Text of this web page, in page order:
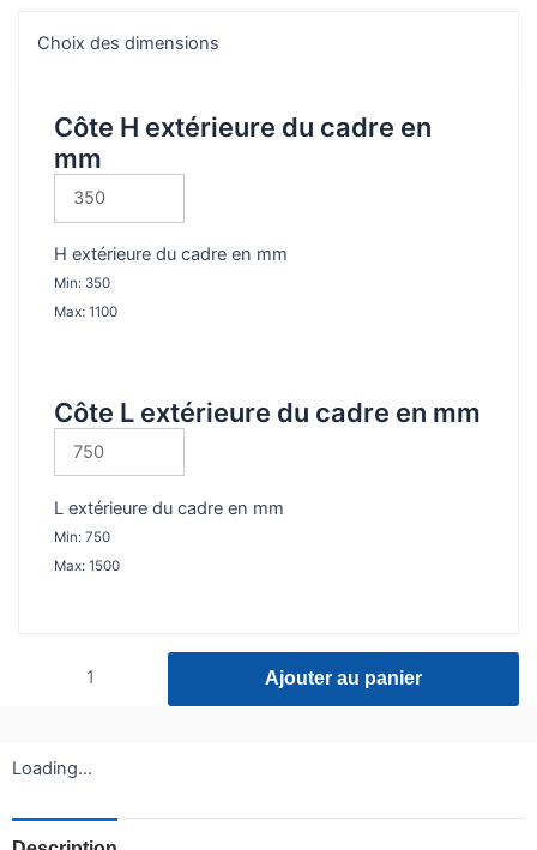
Choix des dimensions
Côte H extérieure du cadre en
mm
H extérieure du cadre en mm
Min: 350
Max: 1100
Côte L extérieure du cadre en mm
L extérieure du cadre en mm
Min: 750
Max: 1500
axes
galvanisé
Ajouter au panier
Loading...